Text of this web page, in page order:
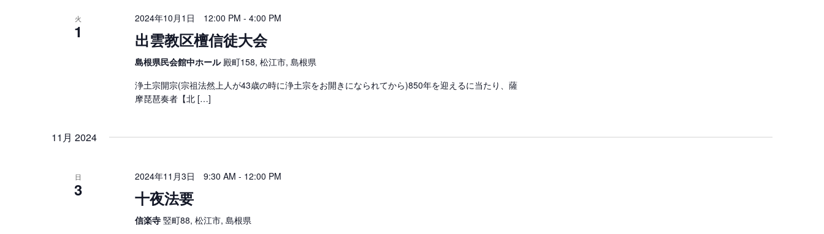
火
1
2024年10月1日 12:00 PM - 4:00 PM
出雲教区檀信徒大会
島根県民会館中ホール 殿町158, 松江市, 島根県
浄土宗開宗(宗祖法然上人が43歳の時に浄土宗をお開きになられてから)850年を迎えるに当たり、薩
摩琵琶奏者【北 […]
11月 2024
日
3
2024年11月3日 9:30 AM - 12:00 PM
十夜法要
信楽寺 竪町88, 松江市, 島根県